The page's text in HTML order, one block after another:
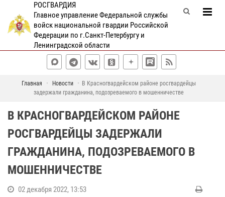
РОСГВАРДИЯ
Главное управление Федеральной службы
войск национальной гвардии Российской
Федерации по г.Санкт-Петербургу и
Ленинградской области
Главная Новости
В Красногвардейском районе росгвардейцы
задержали гражданина, подозреваемого в мошенничестве
В КРАСНОГВАРДЕЙСКОМ РАЙОНЕ
РОСГВАРДЕЙЦЫ ЗАДЕРЖАЛИ
ГРАЖДАНИНА, ПОДОЗРЕВАЕМОГО В
МОШЕННИЧЕСТВЕ
02 декабря 2022, 13:53